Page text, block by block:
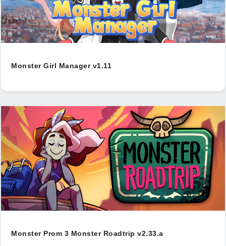
Monster Girl Manager v1.11
Monster Prom 3 Monster Roadtrip v2.33.a